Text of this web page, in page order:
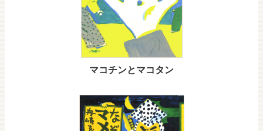
マコチンとマコタン